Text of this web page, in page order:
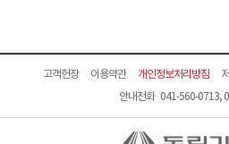
고객헌장 이용약관 개인정보처리방침
안내전화 041-560-0713,